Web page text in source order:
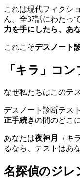
これは現代フィクシ
ん。全37話にわたっ
力を手にしたら、あ
これこそデスノート
「キラ」コ
なぜ私たちはこのテ
デスノート診断テス
正手続きの間のどこ
あなたは夜神月
（キ
るなら、テストはあ
名探偵のジレ